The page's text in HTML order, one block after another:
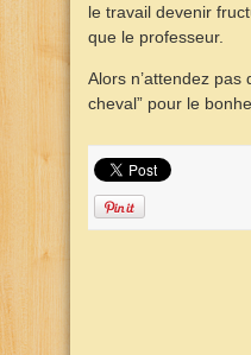
le travail devenir
que le professeur.
Alors n’attendez pas
cheval” pour le